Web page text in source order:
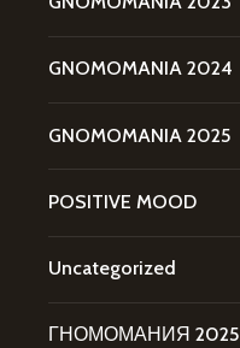
GNOMOMANIA 2024
GNOMOMANIA 2025
POSITIVE MOOD
Uncategorized
ГНОМОМАНИЯ 2025